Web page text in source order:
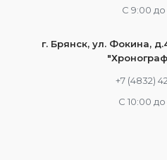
С 9:00 до
г. Брянск, ул. Фокина,
+7 (4832)
С 10:00